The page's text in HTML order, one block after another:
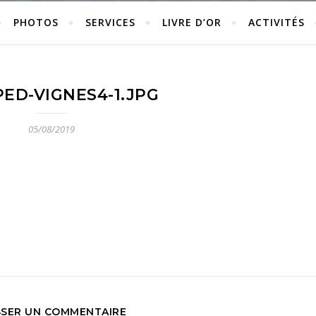
PHOTOS SERVICES LIVRE D’OR ACTIVITÉS
VIGNES4-1.JPG
05/08/2019
UN COMMENTAIRE